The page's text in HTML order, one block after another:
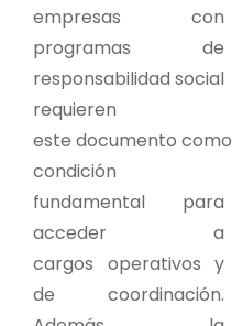
empresas con
programas de
responsabilidad social
requieren
este documento como
condición
fundamental para
acceder a
cargos operativos y
de coordinación.